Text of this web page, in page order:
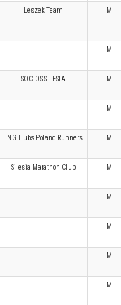
Leszek Team M
M
SOCIOS SILESIA M
M
ING Hubs Poland Runners M
Silesia Marathon Club M
M
M
M
M